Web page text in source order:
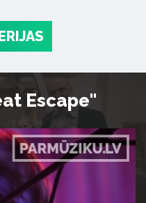
Escape"